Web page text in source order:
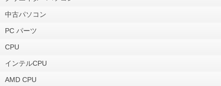
中古パソコン
PC パーツ
CPU
インテルCPU
AMD CPU